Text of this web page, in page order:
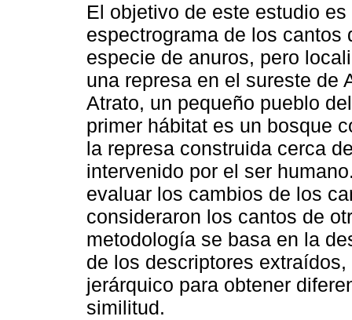
El objetivo de este estudio
espectrograma de los
especie de anuros, pero
una represa en el sureste de
Atrato, un pequeño pueblo
primer hábitat es un bosque
la represa construida cerca
intervenido por el ser
evaluar los cambios de los
consideraron los cantos de
metodología se basa en la
de los descriptores
jerárquico para obtener
similitud.